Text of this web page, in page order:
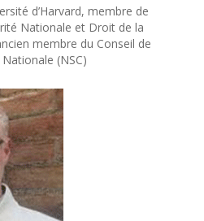
d’Harvard, membre de
Nationale et Droit de la
membre du Conseil de
(NSC)